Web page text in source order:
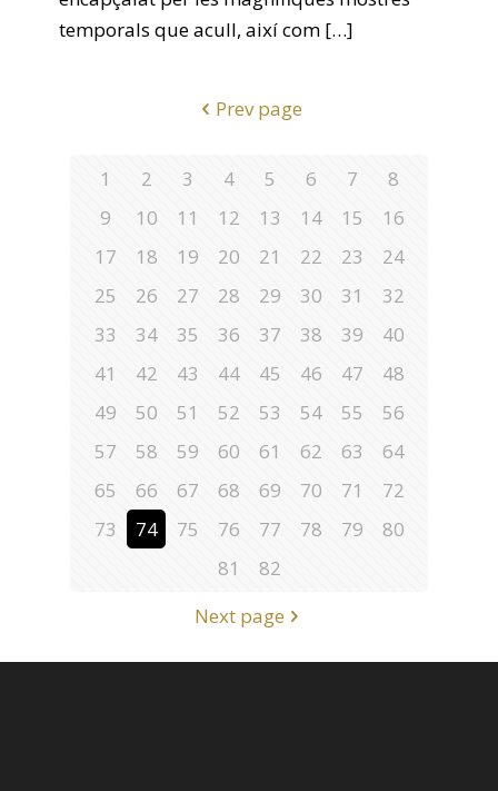
temporals que acull, així com […]
Prev page
1 2 3 4 5 6 7
8
9
10 11 12 13 14 15
16
17
18 19 20 21 22 23
24
25
26 27 28 29 30 31
32
33
34 35 36 37 38 39
40
41
42 43 44 45 46 47
48
49
50 51 52 53 54 55
56
57
58 59 60 61 62 63
64
65
66 67 68 69 70 71
72
73
74 75 76 77 78 79
80
81
82
Next page